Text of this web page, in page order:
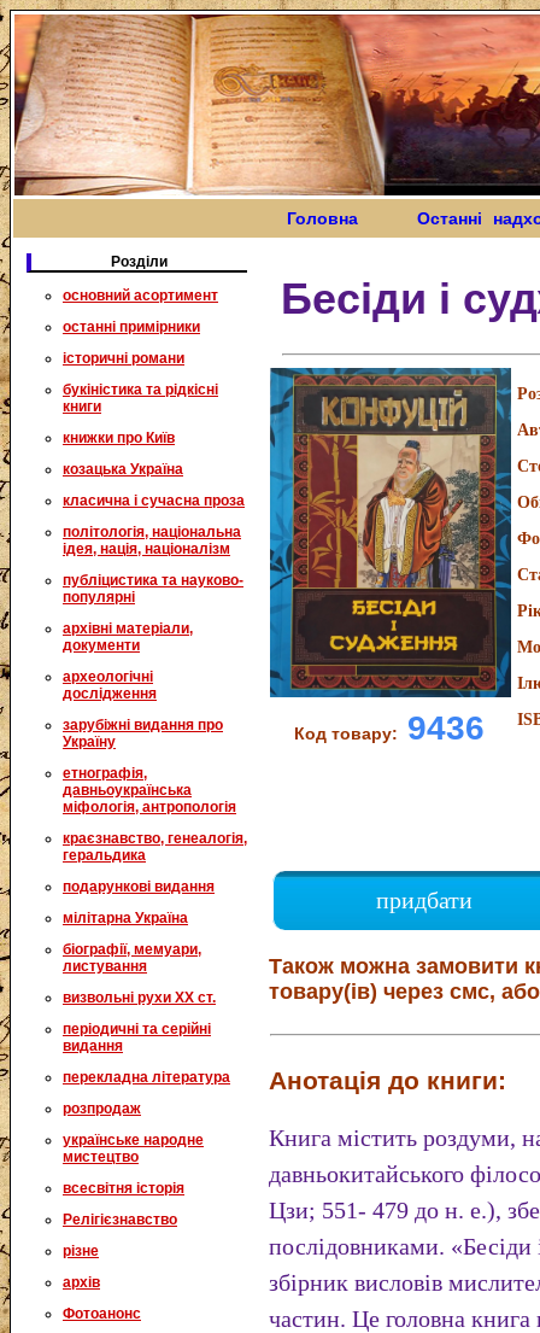
Головна Останні
Розділи
основний асортимент
останні примірники
історичні романи
букіністика та рідкісні
книги
книжки про Київ
козацька Україна
класична і сучасна проза
політологія, національна
ідея, нація, націоналізм
публіцистика та науково-
популярні
архівні матеріали,
документи
археологічні
дослідження
зарубіжні видання про
Україну
етнографія,
давньоукраїнська
міфологія, антропологія
краєзнавство, генеалогія,
геральдика
подарункові видання
мілітарна Україна
біографії, мемуари,
листування
визвольні рухи XX ст.
періодичні та серійні
видання
перекладна література
розпродаж
українське народне
мистецтво
всесвітня історія
Релігієзнавство
різне
архів
Фотоанонс
Бесіди і
Код товару: 9436
придбати
Також можна замовити
товару(ів) через смс,
Анотація до книги:
Книга містить роздуми,
давньокитайського
Цзи; 551- 479 до н. е.),
послідовниками.
збірник висловів
частин. Це головна книга